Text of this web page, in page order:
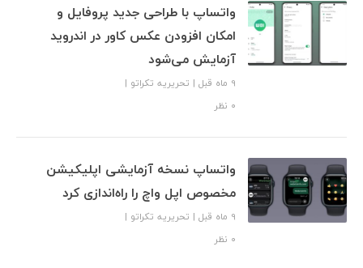
واتساپ با طراحی جدید پروفایل و
امکان افزودن عکس کاور در اندروید
آزمایش می‌شود
9 ماه قبل | تحریریه تکراتو |
۰ نظر
واتساپ نسخه آزمایشی اپلیکیشن
مخصوص اپل واچ را راه‌اندازی کرد
9 ماه قبل | تحریریه تکراتو |
۰ نظر